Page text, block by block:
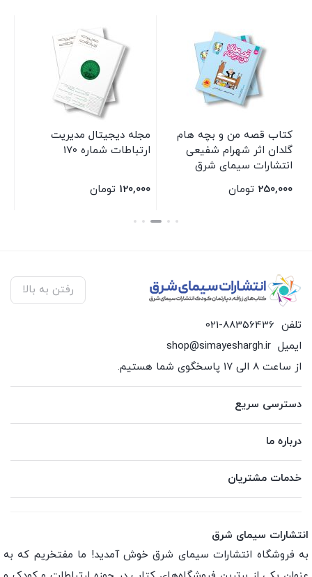
کتاب قصه من و بچه هام
گلدان اثر شهرام شفیعی
انتشارات سیمای شرق
250,000 تومان
مجله دیجیتال مدیریت
ارتباطات شماره 170
120,000 تومان
بستن
رفتن به بالا
تلفن 021-88356436
ایمیل shop@simayeshargh.ir
از ساعت 8 الی 17 پاسخگوی شما هستیم.
دسترسی سریع
درباره ما
خدمات مشتریان
انتشارات سیمای شرق
به فروشگاه انتشارات سیمای شرق خوش آمدید! ما مفتخریم که به